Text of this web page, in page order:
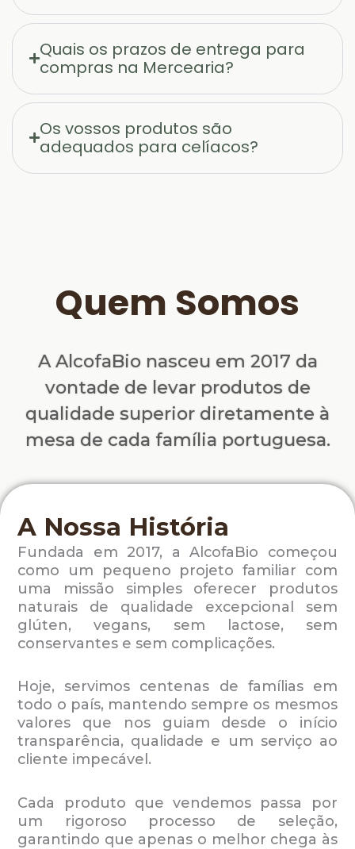
Quais os prazos de entrega para
compras na Mercearia?
Os vossos produtos são
adequados para celíacos?
Quem Somos
A AlcofaBio nasceu em 2017 da
vontade de levar produtos de
qualidade superior diretamente à
mesa de cada família portuguesa.
A Nossa História
Fundada em 2017, a AlcofaBio começou
como um pequeno projeto familiar com
uma missão simples oferecer produtos
naturais de qualidade excepcional sem
glúten, vegans, sem lactose, sem
conservantes e sem complicações.
Hoje, servimos centenas de famílias em
todo o país, mantendo sempre os mesmos
valores que nos guiam desde o início
transparência, qualidade e um serviço ao
cliente impecável.
Cada produto que vendemos passa por
um rigoroso processo de seleção,
garantindo que apenas o melhor chega às